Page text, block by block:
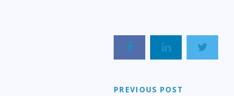
PREVIOUS POST